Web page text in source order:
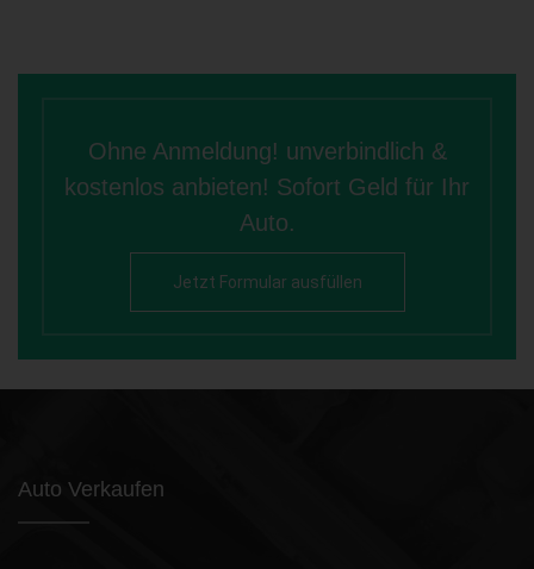
Ohne Anmeldung! unverbindlich &
kostenlos anbieten! Sofort Geld für Ihr
Auto.
Jetzt Formular ausfüllen
Auto Verkaufen